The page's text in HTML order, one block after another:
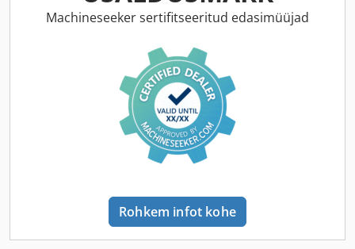
Machineseeker sertifitseeritud edasimüüjad
Rohkem infot kohe